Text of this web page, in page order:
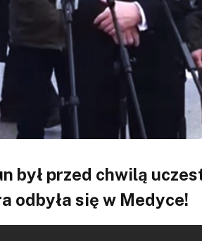
był przed chwilą
odbyła się w Medyce!